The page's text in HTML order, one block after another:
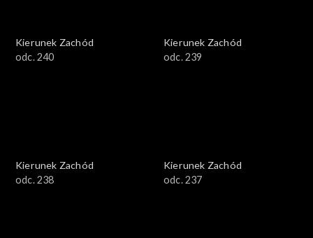
Kierunek Zachód
odc. 240
Kierunek Zachód
odc. 239
Kierunek Zachód
odc. 238
Kierunek Zachód
odc. 237